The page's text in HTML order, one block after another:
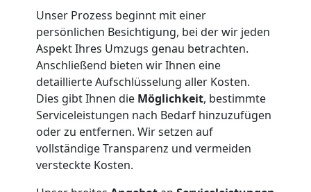
Unser Prozess beginnt mit einer
persönlichen Besichtigung, bei der wir jeden
Aspekt Ihres Umzugs genau betrachten.
Anschließend bieten wir Ihnen eine
detaillierte Aufschlüsselung aller Kosten.
Dies gibt Ihnen die Möglichkeit, bestimmte
Serviceleistungen nach Bedarf hinzuzufügen
oder zu entfernen. Wir setzen auf
vollständige Transparenz und vermeiden
versteckte Kosten.
International
Beiladung
National
Beiladung